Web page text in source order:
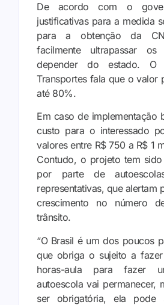
De acordo com o
justificativas para a medida
para a obtenção da
facilmente ultrapassar
depender do estado. O
Transportes fala que o valor
até 80%.
Em caso de implementação
custo para o interessado
valores entre R$ 750 a R$ 1
Contudo, o projeto tem
por parte de
representativas, que alertam
crescimento no número
trânsito.
“O Brasil é um dos poucos
que obriga o sujeito a
horas-aula para fazer
autoescola vai permanecer,
ser obrigatória, ela pode